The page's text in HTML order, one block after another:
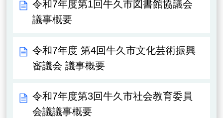
令和7年度第1回牛久市図書館協議会
議事概要
令和7年度 第4回牛久市文化芸術振興
審議会 議事概要
令和7年度第3回牛久市社会教育委員
会議議事概要